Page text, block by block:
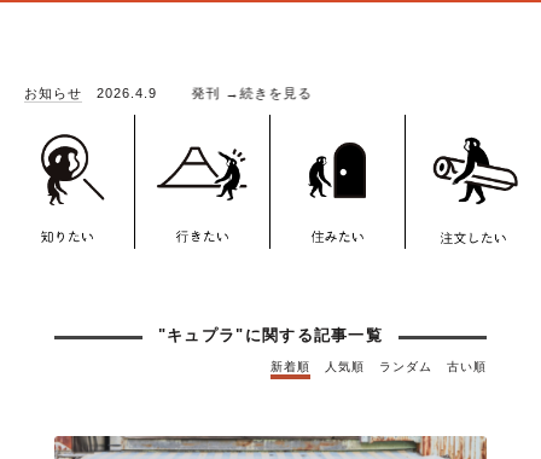
お知らせ 2026.4.9
BOOK－」発刊 →続きを見る
る記事一覧
"キュプラ"に関する記事一覧
新着順 人気順 ランダム 古い順